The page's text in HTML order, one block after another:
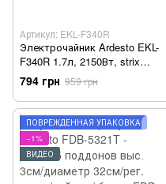
Артикул: EKL-F340R
Электрочайник Ardesto EKL-
F340R 1.7л, 2150Вт, strix
контроль, нерж. сталь,
красный EKL-F340R - Уцінка
794 грн 959 грн
ПОВРЕЖДЁННАЯ УПАКОВКА
−1%
ВИДЕО